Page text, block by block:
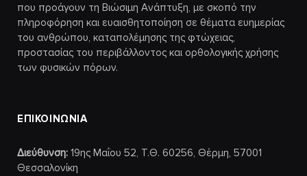
που προάγουν τη Βιώσιμη Ανάπτυξη, με σκοπό την
πληροφόρηση και ευαισθητοποίηση σε θέματα ευημερίας
του ανθρώπου, καταπολέμησης της φτώχειας,
προστασίας του περιβάλλοντος και ορθολογικής χρήσης
των φυσικών πόρων.
ΕΠΙΚΟΙΝΩΝΙΑ
Διεύθυνση: 19ης Μαΐου 52, Τ.Θ. 60256, Θέρμη, 57001
Θεσσαλονίκη